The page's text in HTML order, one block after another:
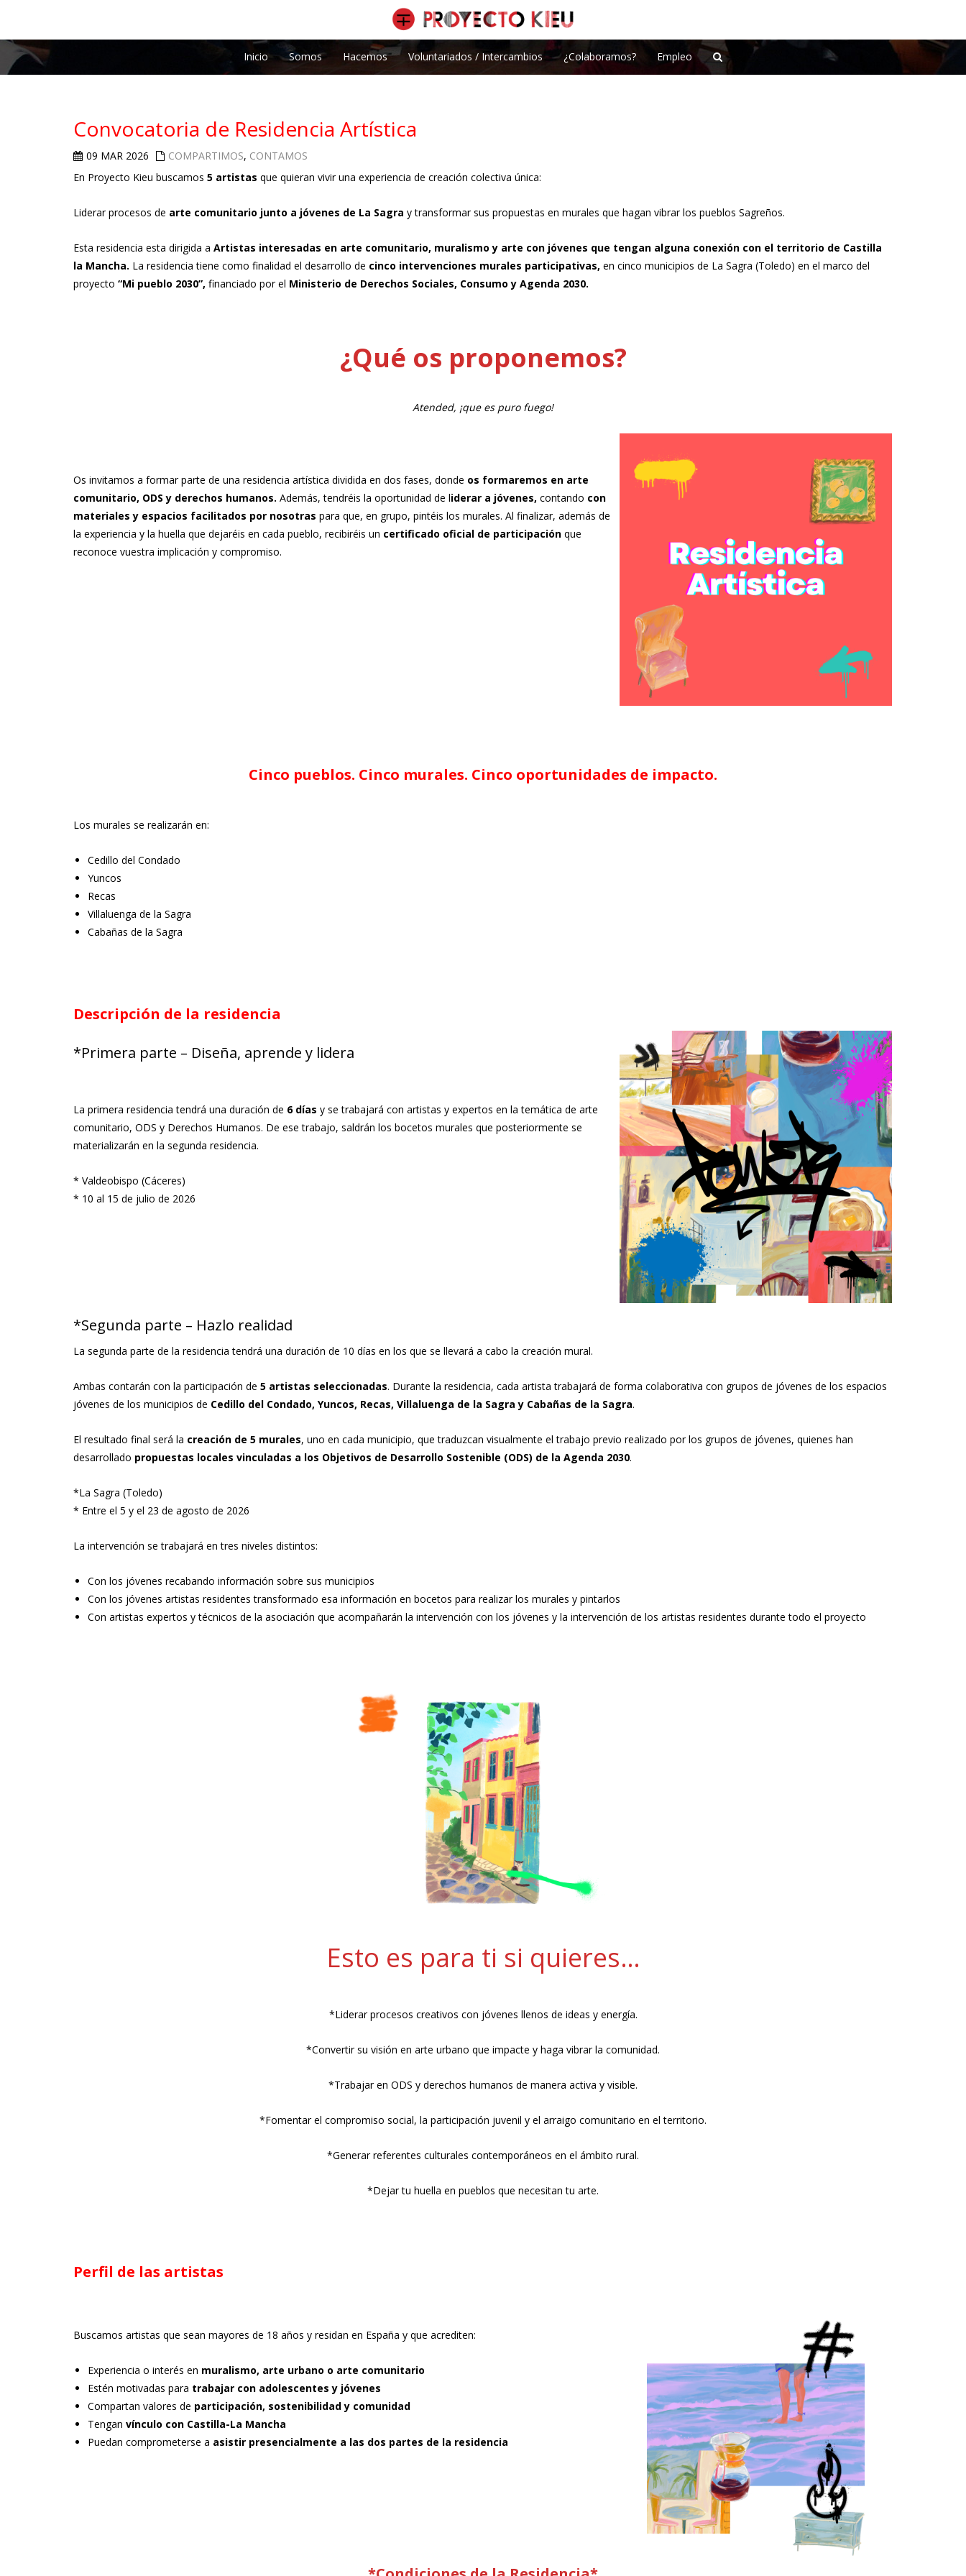
Inicio Somos Hacemos Voluntariados / Intercambios ¿Colaboramos? Empleo
Convocatoria de Residencia Artística
09 MAR 2026 COMPARTIMOS, CONTAMOS
En Proyecto Kieu buscamos 5 artistas que quieran vivir una experiencia de creación colectiva única:
Liderar procesos de arte comunitario junto a jóvenes de La Sagra y transformar sus propuestas en murales que hagan vibrar los pueblos Sagreños.
Esta residencia esta dirigida a Artistas interesadas en arte comunitario, muralismo y arte con jóvenes que tengan alguna conexión con el territorio de Castilla
la Mancha. La residencia tiene como finalidad el desarrollo de cinco intervenciones murales participativas, en cinco municipios de La Sagra (Toledo) en el marco del
proyecto “Mi pueblo 2030”, financiado por el Ministerio de Derechos Sociales, Consumo y Agenda 2030.
¿Qué os proponemos?
Atended, ¡que es puro fuego!
Os invitamos a formar parte de una residencia artística dividida en dos fases, donde os formaremos en arte
comunitario, ODS y derechos humanos. Además, tendréis la oportunidad de liderar a jóvenes, contando con
materiales y espacios facilitados por nosotras para que, en grupo, pintéis los murales. Al finalizar, además de
la experiencia y la huella que dejaréis en cada pueblo, recibiréis un certificado oficial de participación que
reconoce vuestra implicación y compromiso.
Cinco pueblos. Cinco murales. Cinco oportunidades de impacto.
Los murales se realizarán en:
Cedillo del Condado
Yuncos
Recas
Villaluenga de la Sagra
Cabañas de la Sagra
Descripción de la residencia
*Primera parte – Diseña, aprende y lidera
La primera residencia tendrá una duración de 6 días y se trabajará con artistas y expertos en la temática de arte
comunitario, ODS y Derechos Humanos. De ese trabajo, saldrán los bocetos murales que posteriormente se
materializarán en la segunda residencia.
* Valdeobispo (Cáceres)
* 10 al 15 de julio de 2026
*Segunda parte – Hazlo realidad
La segunda parte de la residencia tendrá una duración de 10 días en los que se llevará a cabo la creación mural.
Ambas contarán con la participación de 5 artistas seleccionadas. Durante la residencia, cada artista trabajará de forma colaborativa con grupos de jóvenes de los espacios
jóvenes de los municipios de Cedillo del Condado, Yuncos, Recas, Villaluenga de la Sagra y Cabañas de la Sagra.
El resultado final será la creación de 5 murales, uno en cada municipio, que traduzcan visualmente el trabajo previo realizado por los grupos de jóvenes, quienes han
desarrollado propuestas locales vinculadas a los Objetivos de Desarrollo Sostenible (ODS) de la Agenda 2030.
*La Sagra (Toledo)
* Entre el 5 y el 23 de agosto de 2026
La intervención se trabajará en tres niveles distintos:
Con los jóvenes recabando información sobre sus municipios
Con los jóvenes artistas residentes transformado esa información en bocetos para realizar los murales y pintarlos
Con artistas expertos y técnicos de la asociación que acompañarán la intervención con los jóvenes y la intervención de los artistas residentes durante todo el proyecto
Esto es para ti si quieres…
*Liderar procesos creativos con jóvenes llenos de ideas y energía.
*Convertir su visión en arte urbano que impacte y haga vibrar la comunidad.
*Trabajar en ODS y derechos humanos de manera activa y visible.
*Fomentar el compromiso social, la participación juvenil y el arraigo comunitario en el territorio.
*Generar referentes culturales contemporáneos en el ámbito rural.
*Dejar tu huella en pueblos que necesitan tu arte.
Perfil de las artistas
Buscamos artistas que sean mayores de 18 años y residan en España y que acrediten:
Experiencia o interés en muralismo, arte urbano o arte comunitario
Estén motivadas para trabajar con adolescentes y jóvenes
Compartan valores de participación, sostenibilidad y comunidad
Tengan vínculo con Castilla-La Mancha
Puedan comprometerse a asistir presencialmente a las dos partes de la residencia